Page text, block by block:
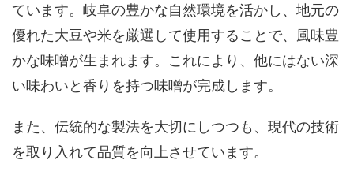
ています。岐阜の豊かな自然環境を活かし、地元の
優れた大豆や米を厳選して使用することで、風味豊
かな味噌が生まれます。これにより、他にはない深
い味わいと香りを持つ味噌が完成します。
また、伝統的な製法を大切にしつつも、現代の技術
を取り入れて品質を向上させています。